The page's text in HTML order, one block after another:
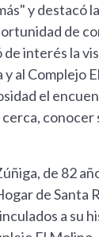
y destacó
de
de interés la
al Complejo
el
conocer
de 82
de Santa
a su